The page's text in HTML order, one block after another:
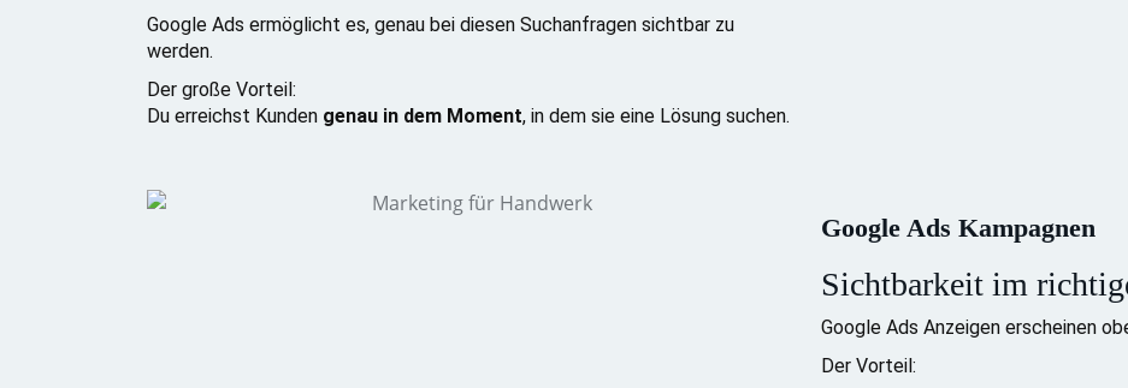
Google Ads ermöglicht es, genau bei diesen Suchanfragen sichtbar zu
werden.
Der große Vorteil:
Du erreichst Kunden genau in dem Moment, in dem sie eine Lösung suchen.
Google Ads Kampagnen
Sichtbarkeit im
Google Ads Anzeigen erscheinen
Der Vorteil: